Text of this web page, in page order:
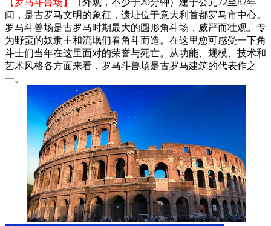
间，是古罗马文明的象征，遗址位于意大利首都罗马市中心。
罗马斗兽场是古罗马时期最大的圆形角斗场，威严而壮观。专
为野蛮的奴隶主和流氓们看角斗而造。在这里您可感受一下角
斗士们当年在这里面对的荣誉与死亡。从功能、规模、技术和
艺术风格各方面来看，罗马斗兽场是古罗马建筑的代表作之
一。